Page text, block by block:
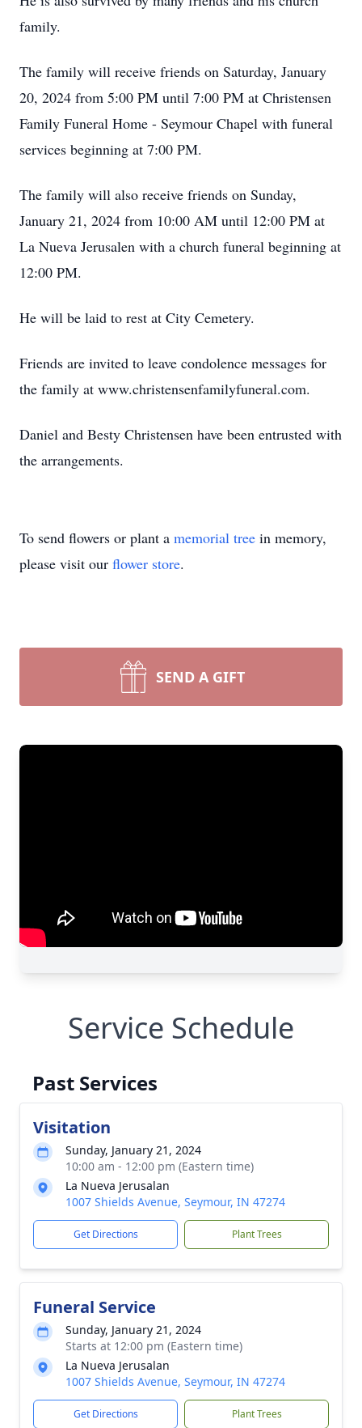
family.
The family will receive friends on Saturday, January
20, 2024 from 5:00 PM until 7:00 PM at Christensen
Family Funeral Home - Seymour Chapel with funeral
services beginning at 7:00 PM.
The family will also receive friends on Sunday,
January 21, 2024 from 10:00 AM until 12:00 PM at
La Nueva Jerusalen with a church funeral beginning at
12:00 PM.
He will be laid to rest at City Cemetery.
Friends are invited to leave condolence messages for
the family at www.christensenfamilyfuneral.com.
Daniel and Besty Christensen have been entrusted with
the arrangements.
To send flowers or plant a memorial tree in memory,
please visit our flower store.
SEND A GIFT
Service Schedule
Past Services
Visitation
Sunday, January 21, 2024
10:00 am - 12:00 pm (Eastern time)
La Nueva Jerusalan
1007 Shields Avenue, Seymour, IN 47274
Get Directions Plant Trees
Funeral Service
Sunday, January 21, 2024
Starts at 12:00 pm (Eastern time)
La Nueva Jerusalan
1007 Shields Avenue, Seymour, IN 47274
Get Directions Plant Trees